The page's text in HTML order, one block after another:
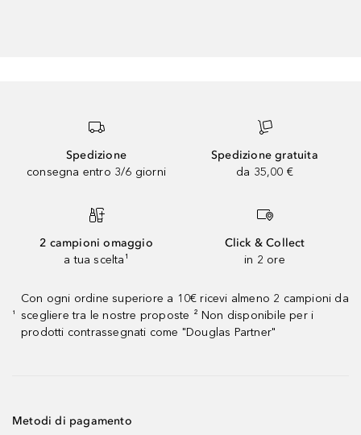
Spedizione
consegna entro 3/6 giorni
Spedizione gratuita
da 35,00 €
2 campioni omaggio
a tua scelta¹
Click & Collect
in 2 ore
¹
Con ogni ordine superiore a 10€ ricevi almeno 2 campioni da
scegliere tra le nostre proposte ² Non disponibile per i
prodotti contrassegnati come "Douglas Partner"
Metodi di pagamento